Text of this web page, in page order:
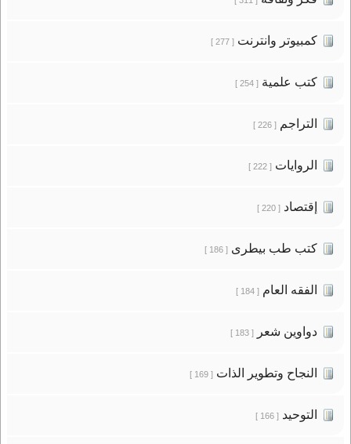
كمبيوتر وانترنت[ 277 ]
كتب علمية[ 254 ]
التراجم[ 226 ]
الروايات[ 222 ]
إقتصاد[ 220 ]
كتب طب بيطرى[ 186 ]
الفقه العام[ 184 ]
دواوين شعر[ 183 ]
النجاح وتطوير الذات[ 169 ]
التوحيد[ 166 ]